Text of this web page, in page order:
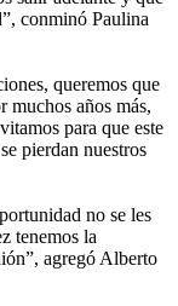
conminó Paulina
queremos que
años más,
para que este
pierdan nuestros
no se les
tenemos la
agregó Alberto